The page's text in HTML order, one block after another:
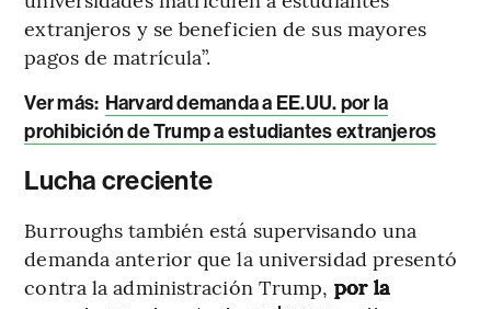
extranjeros y se beneficien de sus mayores
pagos de matrícula”.
Ver más: Harvard demanda a EE.UU. por la
prohibición de Trump a estudiantes extranjeros
Lucha creciente
Burroughs también está supervisando una
demanda anterior que la universidad presentó
contra la administración Trump, por la